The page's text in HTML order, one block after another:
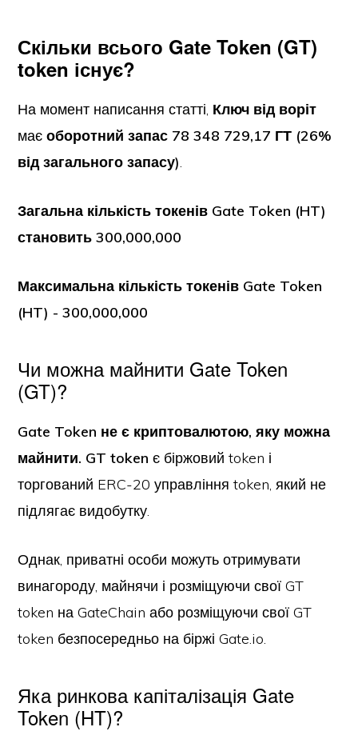
Скільки всього Gate Token (GT)
token існує?
На момент написання статті, Ключ від воріт
маєоборотний запас 78 348 729,17 ГТ (26%
від загального запасу).
Загальна кількість токенів Gate Token (HT)
становить 300,000,000
Максимальна кількість токенів Gate Token
(HT) - 300,000,000
Чи можна майнити Gate Token
(GT)?
Gate Token не є криптовалютою, яку можна
майнити. GT token є біржовий token і
торгований ERC-20 управління token, який не
підлягає видобутку.
Однак, приватні особи можуть отримувати
винагороду, майнячи і розміщуючи свої GT
token на GateChain або розміщуючи свої GT
token безпосередньо на біржі Gate.io.
Яка ринкова капіталізація Gate
Token (HT)?